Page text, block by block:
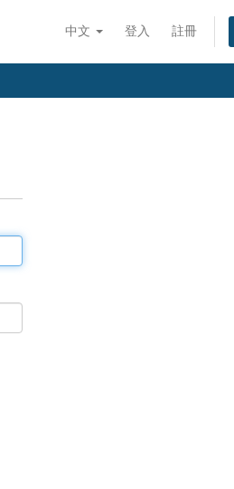
中文 登入 註冊